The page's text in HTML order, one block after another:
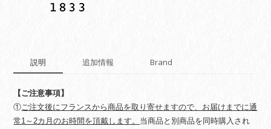
説明 追加情報 Brand
【ご注意事項】
① ご注文後にフランスから商品を取り寄せますので、お届けまでに通
常1～2カ月のお時間を頂戴します。 当商品と別商品を同時購入され